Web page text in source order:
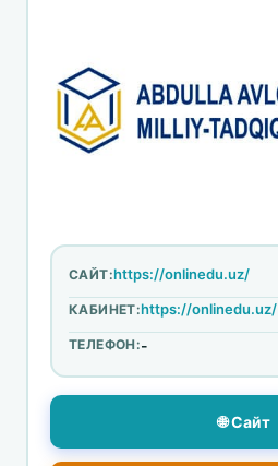
САЙТ:https://onlinedu.uz/
КАБИНЕТ:https://onlinedu.uz/
ТЕЛЕФОН:-
🌐 Сайт